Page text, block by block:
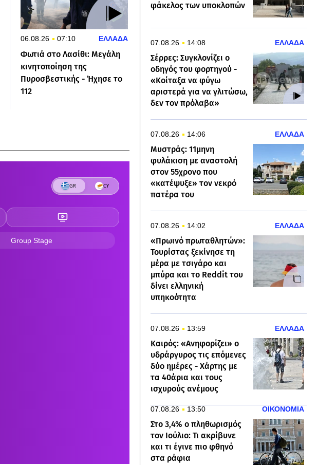
06.08.26 07:10 ΕΛΛΑΔΑ
Φωτιά στo Λασίθι: Μεγάλη
κινητοποίηση της
Πυροσβεστικής - Ήχησε το
112
φάκελος των υποκλοπών
07.08.26 14:08 ΕΛΛΑΔΑ
Σέρρες: Συγκλονίζει ο
οδηγός του φορτηγού -
«Κοίταξα να φύγω
αριστερά για να γλιτώσω,
δεν τον πρόλαβα»
07.08.26 14:06 ΕΛΛΑΔΑ
Μυστράς: 11μηνη
φυλάκιση με αναστολή
στον 55χρονο που
«κατέψυξε» τον νεκρό
πατέρα του
07.08.26 14:02 ΕΛΛΑΔΑ
«Πρωινό πρωταθλητών»:
Τουρίστας ξεκίνησε τη
μέρα με τσιγάρο και
μπύρα και το Reddit του
δίνει ελληνική
υπηκοότητα
07.08.26 13:59 ΕΛΛΑΔΑ
Καιρός: «Ανηφορίζει» ο
υδράργυρος τις επόμενες
δύο ημέρες - Χάρτης με
τα 40άρια και τους
ισχυρούς ανέμους
07.08.26 13:50 ΟΙΚΟΝΟΜΙΑ
Στο 3,4% ο πληθωρισμός
τον Ιούλιο: Τι ακρίβυνε
και τι έγινε πιο φθηνό
στα ράφια